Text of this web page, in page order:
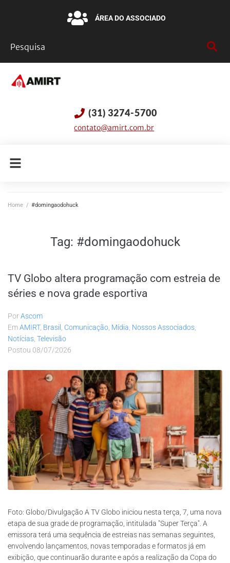
ÁREA DO ASSOCIADO
(31) 3274-5700
contato@amirt.com.br
Home / #domingaodohuck
Tag: #domingaodohuck
TV Globo altera programação com estreia de
séries e nova grade esportiva
PorAscom
EmAMIRT, Brasil Comunicação Mídia Nossos Associados
Notícias Televisão
Postou 08/07/2026
Foto: Globo/Divulgação A TV Globo iniciou nesta terça, 7, uma nova
etapa de sua grade de programação, intitulada "Super Terça". A
emissora terá uma sequência de estreias nas semanas seguintes,
envolvendo lançamentos, novas temporadas e formatos já em
exibição, que continuarão durante e após a realização da Copa do